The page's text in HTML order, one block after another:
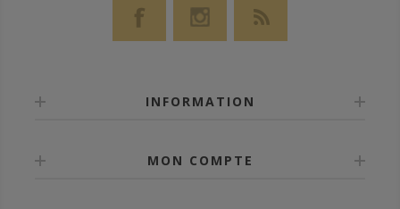
INFORMATION
MON COMPTE